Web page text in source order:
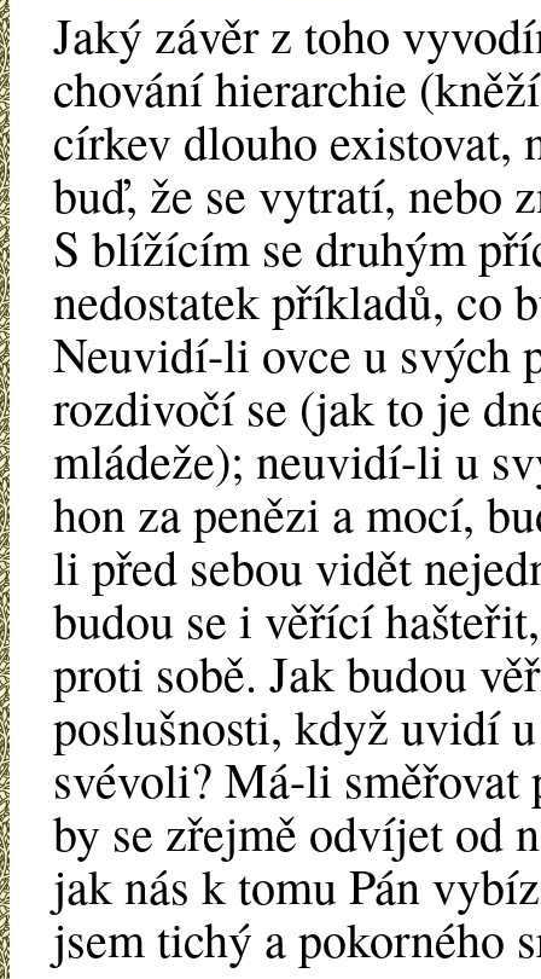
Jaký závěr z toho
chování hierarchie
církev dlouho existovat,
buď, že se vytratí, nebo
S blížícím se druhým
nedostatek příkladů, co
Neuvidí-li ovce u svých
rozdivočí se (jak to je
mládeže); neuvidí-li u
hon za penězi a mocí,
li před sebou vidět
budou se i věřící
proti sobě. Jak budou
poslušnosti, když uvidí
svévoli? Má-li směřovat
by se zřejmě odvíjet od
jak nás k tomu Pán
jsem tichý a pokorného